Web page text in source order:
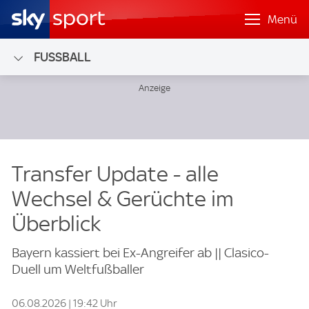
Menü
FUSSBALL
Transfer Update - alle
Wechsel & Gerüchte im
Überblick
Bayern kassiert bei Ex-Angreifer ab || Clasico-
Duell um Weltfußballer
06.08.2026 | 19:42 Uhr